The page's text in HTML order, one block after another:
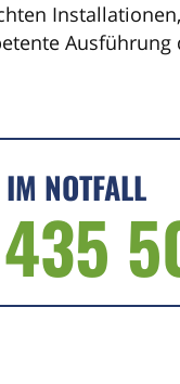
NOTFALL